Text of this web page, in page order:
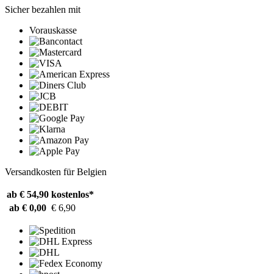
Sicher bezahlen mit
Vorauskasse
Versandkosten für Belgien
ab € 54,90 kostenlos*
ab € 0,00 € 6,90